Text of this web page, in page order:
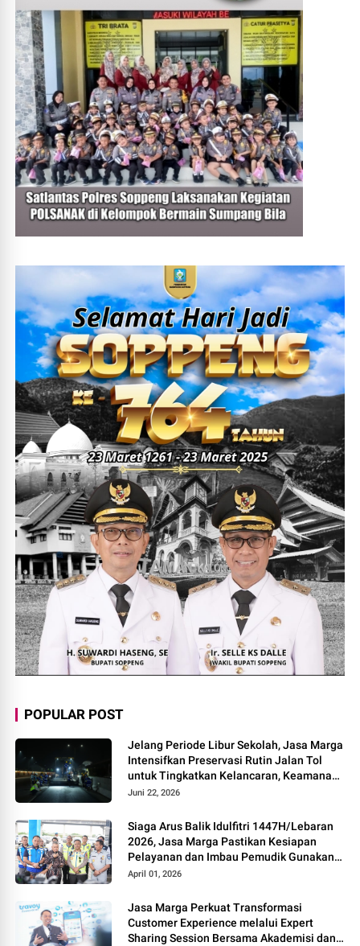
POPULAR POST
Jelang Periode Libur Sekolah, Jasa Marga
Intensifkan Preservasi Rutin Jalan Tol
untuk Tingkatkan Kelancaran, Keamanan
dan Kenyamanan Perjalanan
Juni 22, 2026
Siaga Arus Balik Idulfitri 1447H/Lebaran
2026, Jasa Marga Pastikan Kesiapan
Pelayanan dan Imbau Pemudik Gunakan
Rest Area Alternatif
April 01, 2026
Jasa Marga Perkuat Transformasi
Customer Experience melalui Expert
Sharing Session Bersama Akademisi dan